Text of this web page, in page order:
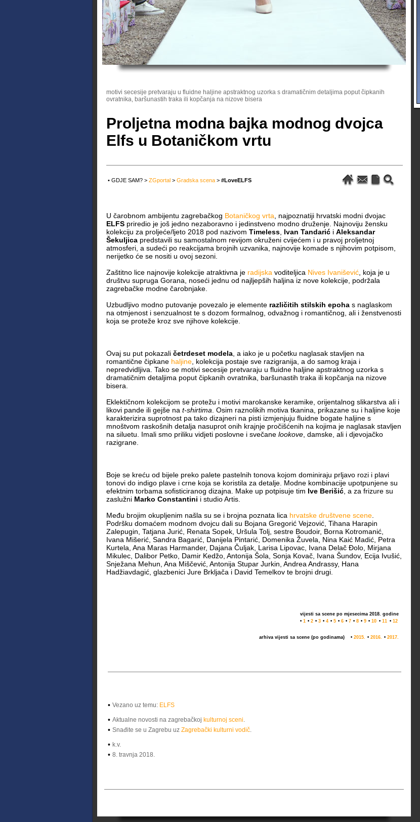
motivi secesije pretvaraju u fluidne haljine apstraktnog uzorka s dramatičnim detaljima poput čipkanih
ovratnika, baršunastih traka ili kopčanja na nizove bisera
Proljetna modna bajka modnog dvojca
Elfs u Botaničkom vrtu
• GDJE SAM? > ZGportal > Gradska scena > #LoveELFS
U čarobnom ambijentu zagrebačkog Botaničkog vrta , najpoznatiji hrvatski modni dvojac
ELFS priredio je još jedno nezaboravno i jedinstveno modno druženje. Najnoviju žensku
kolekciju za proljeće/ljeto 2018 pod nazivom Timeless Ivan Tandarić i Aleksandar
Šekuljica predstavili su samostalnom revijom okruženi cvijećem i u pravoj proljetnoj
atmosferi, a sudeći po reakcijama brojnih uzvanika, najnovije komade s njihovim potpisom,
nerijetko će se nositi u ovoj sezoni.
Zaštitno lice najnovije kolekcije atraktivna je radijska voditeljica Nives Ivanišević , koja je u
društvu supruga Gorana, noseći jednu od najljepših haljina iz nove kolekcije, podržala
zagrebačke modne čarobnjake.
Uzbudljivo modno putovanje povezalo je elemente različitih stilskih epoha s naglaskom
na otmjenost i senzualnost te s dozom formalnog, odvažnog i romantičnog, ali i ženstvenosti
koja se proteže kroz sve njihove kolekcije.
Ovaj su put pokazali četrdeset modela , a iako je u početku naglasak stavljen na
romantične čipkane haljine , kolekcija postaje sve razigranija, a do samog kraja i
nepredvidljiva. Tako se motivi secesije pretvaraju u fluidne haljine apstraktnog uzorka s
dramatičnim detaljima poput čipkanih ovratnika, baršunastih traka ili kopčanja na nizove
bisera.
Eklektičnom kolekcijom se protežu i motivi marokanske keramike, orijentalnog slikarstva ali i
likovi pande ili gejše na t-shirtima . Osim raznolikih motiva tkanina, prikazane su i haljine koje
karakterizira suprotnost pa tako dizajneri na pisti izmjenjuju fluidne bogate haljine s
mnoštvom raskošnih detalja nasuprot onih krajnje pročišćenih na kojima je naglasak stavljen
na siluetu. Imali smo priliku vidjeti poslovne i svečane lookove , damske, ali i djevojačko
razigrane.
Boje se kreću od bijele preko palete pastelnih tonova kojom dominiraju prljavo rozi i plavi
tonovi do indigo plave i crne koja se koristila za detalje. Modne kombinacije upotpunjene su
efektnim torbama sofisticiranog dizajna. Make up potpisuje tim Ive Berišić , a za frizure su
zaslužni Marko Constantini i studio Artis.
Među brojim okupljenim našla su se i brojna poznata lica hrvatske društvene scene
Podršku domaćem modnom dvojcu dali su Bojana Gregorić Vejzović, Tihana Harapin
Zalepugin, Tatjana Jurić, Renata Sopek, Uršula Tolj, sestre Boudoir, Borna Kotromanić,
Ivana Mišerić, Sandra Bagarić, Danijela Pintarić, Domenika Žuvela, Nina Kaić Madić, Petra
Kurtela, Ana Maras Harmander, Dajana Čuljak, Larisa Lipovac, Ivana Delač Đolo, Mirjana
Mikulec, Dalibor Petko, Damir Kedžo, Antonija Šola, Sonja Kovač, Ivana Šundov, Ecija Ivušić,
Snježana Mehun, Ana Miščević, Antonija Stupar Jurkin, Andrea Andrassy, Hana
Hadžiavdagić, glazbenici Jure Brkljača i David Temelkov te brojni drugi.
vijesti sa scene po mjesecima 2018. godine
• 1 • 2 • 3 • 4 • 5 • 6 • 7 • 8 • 9 • 10 • 11 • 12
arhiva vijesti sa scene (po godinama) • 2015. • 2016. • 2017.
• Vezano uz temu: ELFS
• Aktualne novosti na zagrebačkoj kulturnoj sceni.
• Snađite se u Zagrebu uz Zagrebački kulturni vodič.
• k.v.
• 8. travnja 2018.